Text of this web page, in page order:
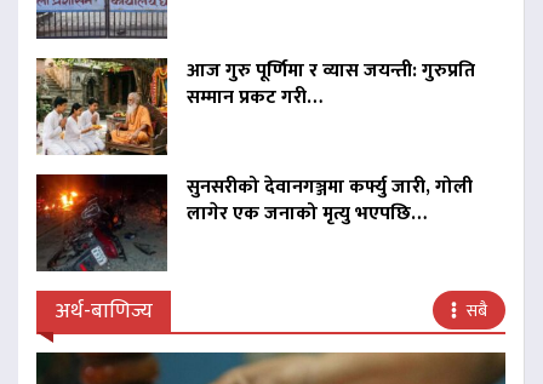
आज गुरु पूर्णिमा र व्यास जयन्ती: गुरुप्रति
सम्मान प्रकट गरी…
सुनसरीको देवानगञ्जमा कर्फ्यु जारी, गोली
लागेर एक जनाको मृत्यु भएपछि…
अर्थ-बाणिज्य सबै